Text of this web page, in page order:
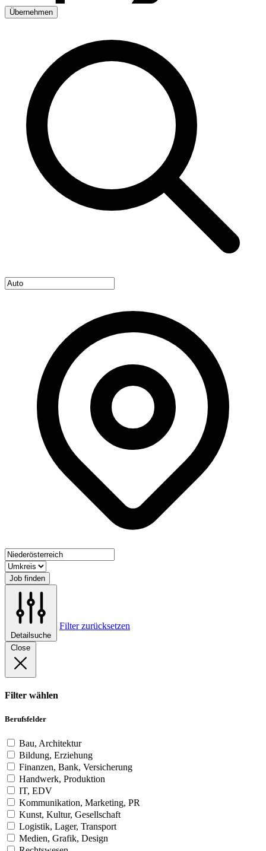
Übernehmen
Job finden
Detailsuche
Filter zurücksetzen
Close
Filter wählen
Berufsfelder
Bau, Architektur
Bildung, Erziehung
Finanzen, Bank, Versicherung
Handwerk, Produktion
IT, EDV
Kommunikation, Marketing, PR
Kunst, Kultur, Gesellschaft
Logistik, Lager, Transport
Medien, Grafik, Design